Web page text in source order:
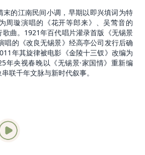
末的江南民间小调，早期以即兴填词为特
周璇演唱的《花开等郎来》、吴莺音的
歌曲。1921年百代唱片灌录首版《无锡景
唱的《改良无锡景》经高亭公司发行后确
年其旋律被电影《金陵十三钗》改编为
年央视春晚以《无锡景·家国情》重新编
联千年文脉与新时代叙事。